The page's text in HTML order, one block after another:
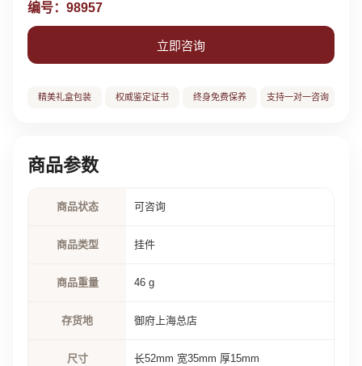
编号：98957
立即咨询
精美礼盒包装 权威鉴定证书 终身免费保养 支持一对一咨询
商品参数
商品状态 可咨询
商品类型 挂件
商品重量 46 g
存货地 御府上海总店
尺寸 长52mm 宽35mm 厚15mm